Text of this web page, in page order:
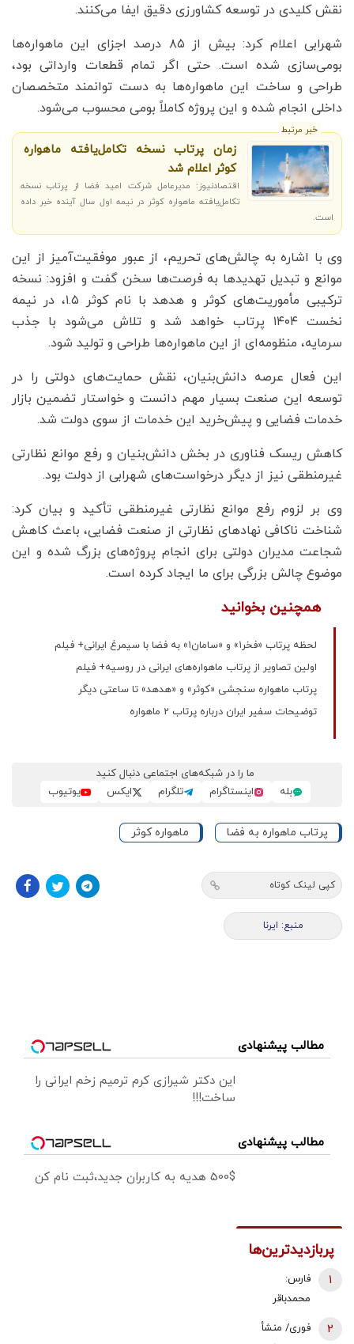
نقش کلیدی در توسعه کشاورزی دقیق ایفا می‌کنند.
شهرابی اعلام کرد: بیش از ۸۵ درصد اجزای این ماهواره‌ها
بومی‌سازی شده است. حتی اگر تمام قطعات وارداتی بود،
طراحی و ساخت این ماهواره‌ها به دست توانمند متخصصان
داخلی انجام شده و این پروژه کاملاً بومی محسوب می‌شود.
خبر مرتبط
زمان پرتاب نسخه تکامل‌یافته ماهواره
کوثر اعلام شد
اقتصادنیوز: مدیرعامل شرکت امید فضا از پرتاب نسخه
تکامل‌یافته ماهواره کوثر در نیمه اول سال آینده خبر داده
است.
وی با اشاره به چالش‌های تحریم، از عبور موفقیت‌آمیز از این
موانع و تبدیل تهدیدها به فرصت‌ها سخن گفت و افزود: نسخه
ترکیبی مأموریت‌های کوثر و هدهد با نام کوثر ۱.۵، در نیمه
نخست ۱۴۰۴ پرتاب خواهد شد و تلاش می‌شود با جذب
سرمایه، منظومه‌ای از این ماهواره‌ها طراحی و تولید شود.
این فعال عرصه دانش‌بنیان، نقش حمایت‌های دولتی را در
توسعه این صنعت بسیار مهم دانست و خواستار تضمین بازار
خدمات فضایی و پیش‌خرید این خدمات از سوی دولت شد.
کاهش ریسک فناوری در بخش دانش‌بنیان و رفع موانع نظارتی
غیرمنطقی نیز از دیگر درخواست‌های شهرابی از دولت بود.
وی بر لزوم رفع موانع نظارتی غیرمنطقی تأکید و بیان کرد:
شناخت ناکافی نهادهای نظارتی از صنعت فضایی، باعث کاهش
شجاعت مدیران دولتی برای انجام پروژه‌های بزرگ شده و این
موضوع چالش بزرگی برای ما ایجاد کرده است.
همچنین بخوانید
لحظه پرتاب «فخر۱» و «سامان۱» به فضا با سیمرغ ایرانی+ فیلم
اولین تصاویر از پرتاب ماهواره‌های ایرانی در روسیه+ فیلم
پرتاب ماهواره سنجشی «کوثر» و «هدهد» تا ساعتی دیگر
توضیحات سفیر ایران درباره پرتاب 2 ماهواره
ما را در شبکه‌های اجتماعی دنبال کنید
بله
اینستاگرام تلگرام ایکس یوتیوب
پرتاب ماهواره به فضا ماهواره کوثر
کپی لینک کوتاه
منبع: ایرنا
مطالب پیشنهادی
این دکتر شیرازی کرم ترمیم زخم ایرانی را
ساخت!!!
مطالب پیشنهادی
500$ هدیه به کاربران جدید،ثبت نام کن
پربازدیدترین‌ها
فارس:
محمدباقر
ذوالقدر استعفا
1
فوری/ منشأ
2